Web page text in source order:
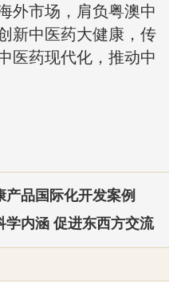
外市场，肩负粤澳中
新中医药大健康，传
医药现代化，推动中
产品国际化开发案例
学内涵 促进东西方交流